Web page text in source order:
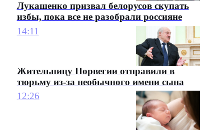
Лукашенко призвал белорусов скупать
избы, пока все не разобрали россияне
14:11
Жительницу Норвегии отправили в
тюрьму из-за необычного имени сына
12:26